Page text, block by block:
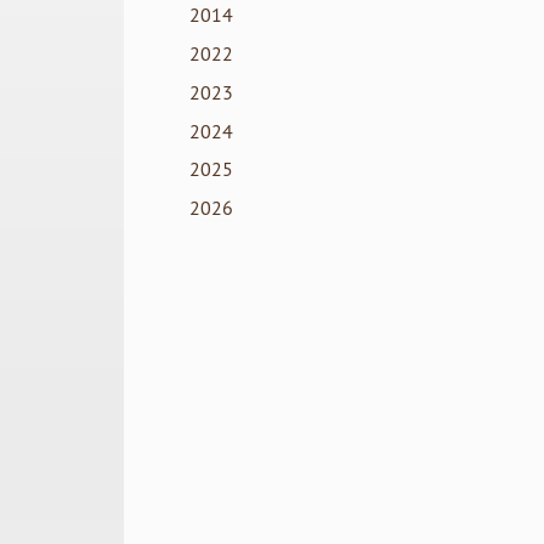
2014
2022
2023
2024
2025
2026